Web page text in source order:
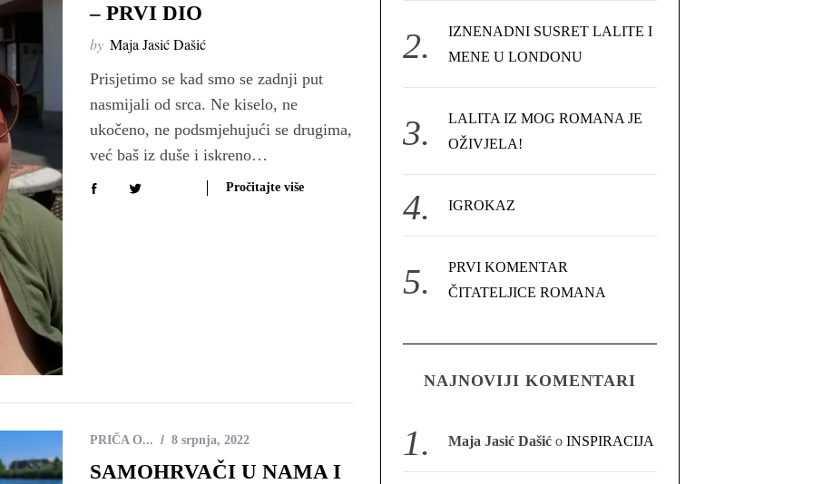
– PRVI DIO
by Maja Jasić Dašić
Prisjetimo se kad smo se zadnji put
nasmijali od srca. Ne kiselo, ne
ukočeno, ne podsmjehujući se drugima,
već baš iz duše i iskreno…
Pročitajte više
PRIČA O... 8 srpnja, 2022
SAMOHRVAČI U NAMA I
IZNENADNI SUSRET LALITE I
MENE U LONDONU
LALITA IZ MOG ROMANA JE
OŽIVJELA!
IGROKAZ
PRVI KOMENTAR
ČITATELJICE ROMANA
NAJNOVIJI KOMENTARI
Maja Jasić Dašić oINSPIRACIJA